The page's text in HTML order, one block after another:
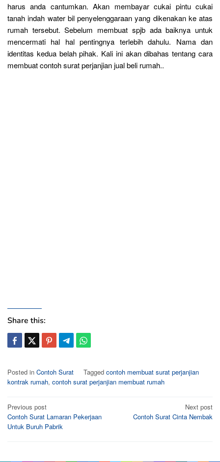
harus anda cantumkan. Akan membayar cukai pintu cukai
tanah indah water bil penyelenggaraan yang dikenakan ke atas
rumah tersebut. Sebelum membuat spjb ada baiknya untuk
mencermati hal hal pentingnya terlebih dahulu. Nama dan
identitas kedua belah pihak. Kali ini akan dibahas tentang cara
membuat contoh surat perjanjian jual beli rumah..
Share this:
Posted in Contoh Surat Tagged contoh membuat surat perjanjian
kontrak rumah, contoh surat perjanjian membuat rumah
Post
navigation
Previous post
Contoh Surat Lamaran Pekerjaan
Untuk Buruh Pabrik
Next post
Contoh Surat Cinta Nembak